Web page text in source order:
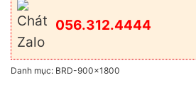
056.312.4444
Danh mục: BRD-900x1800